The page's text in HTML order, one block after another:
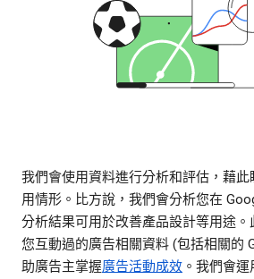
我們會使用資料進行分析和評估，藉
用情形。比方說，我們會分析您在
分析結果可用於改善產品設計等用途。
您互動過的廣告相關資料 (包括相關的
助廣告主掌握廣告活動成效 。我們會